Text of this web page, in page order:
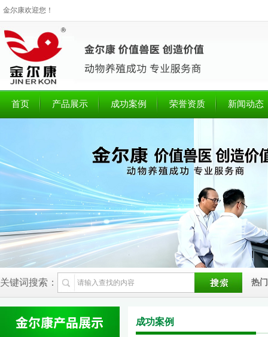
金尔康欢迎您！
首页 产品展示 成功案例 荣誉资质 新闻动态
关键词搜索： 热
成功案例